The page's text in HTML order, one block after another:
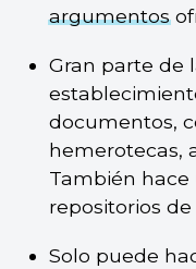
argumentos
Gran parte de
documentos,
hemerotecas,
También
repositorios
Solo puede